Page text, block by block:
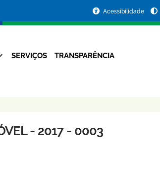
Acessibilidade
SERVIÇOS TRANSPARÊNCIA
- 2017 - 0003